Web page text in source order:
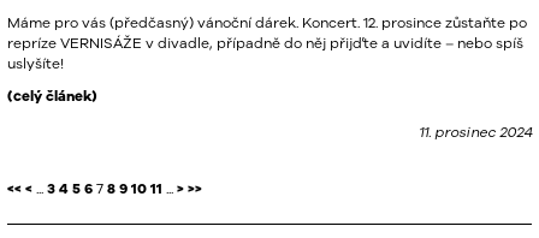
Máme pro vás (předčasný) vánoční dárek. Koncert. 12. prosince zůstaňte po
repríze VERNISÁŽE v divadle, případně do něj přijďte a uvidíte – nebo spíš
uslyšíte!
(celý článek)
11. prosinec 2024
<< < 3 4 5 6 7 8 9 10 11 > >>